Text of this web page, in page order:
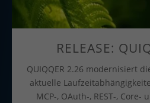
RELEASE:
QUIQQER 2.26 modernisiert
aktuelle
MCP-, OAuth-, REST-, Core-